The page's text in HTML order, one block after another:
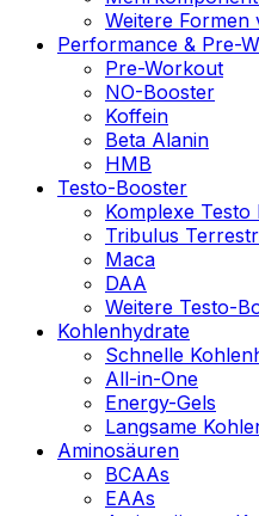
Weitere Formen
Performance & Pre-
Pre-Workout
NO-Booster
Koffein
Beta Alanin
HMB
Testo-Booster
Komplexe Testo
Tribulus
Maca
DAA
Weitere Testo-
Kohlenhydrate
Schnelle
All-in-One
Energy-Gels
Langsame
Aminosäuren
BCAAs
EAAs